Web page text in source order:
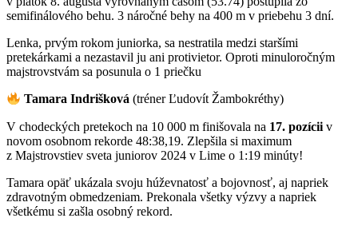
semifinálového behu. 3 náročné behy na 400 m v priebehu 3 dní.
Lenka, prvým rokom juniorka, sa nestratila medzi staršími
pretekárkami a nezastavil ju ani protivietor. Oproti minuloročným
majstrovstvám sa posunula o 1 priečku
Tamara Indrišková (tréner Ľudovít Žambokréthy)
V chodeckých pretekoch na 10 000 m finišovala na 17. pozícii v
novom osobnom rekorde 48:38,19. Zlepšila si maximum
z Majstrovstiev sveta juniorov 2024 v Lime o 1:19 minúty!
Tamara opäť ukázala svoju húževnatosť a bojovnosť, aj napriek
zdravotným obmedzeniam. Prekonala všetky výzvy a napriek
všetkému si zašla osobný rekord.